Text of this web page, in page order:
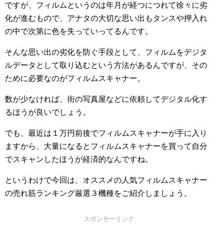
ですが、フィルムというのは年月が経つにつれて徐々に劣
化が進むもので、アナタの大切な思い出もタンスや押入れ
の中で次第に色を失っていってるんです。
そんな思い出の劣化を防ぐ手段として、フィルムをデジタ
ルデータとして取り込むという方法があるんですが、その
ために必要なのがフィルムスキャナー。
数が少なければ、街の写真屋などに依頼してデジタル化す
るほうが良いでしょう。
でも、最近は１万円前後でフィルムスキャナーが手に入り
ますから、大量になるとフィルムスキャナーを買って自分
でスキャンしたほうが経済的なんですね。
というわけで今回は、オススメの人気フィルムスキャナー
の売れ筋ランキング厳選３機種をご紹介しましょう。
スポンサーリンク